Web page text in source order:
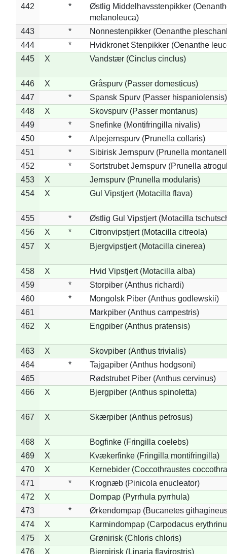
442
*
Østlig Middelhavsstenpikker
melanoleuca)
443
*
Nonnestenpikker (Oenanthe
444
*
Hvidkronet Stenpikker (Oenanthe
445
X Vandstær (Cinclus cinclus)
446 X
Gråspurv (Passer domesticus)
447
*
Spansk Spurv (Passer hispaniolensis)
448
X
Skovspurv (Passer montanus)
449
*
Snefinke (Montifringilla nivalis)
450
*
Alpejernspurv (Prunella collaris)
451
*
Sibirisk Jernspurv (Prunella
452
*
Sortstrubet Jernspurv (Prunella
453
X
Jernspurv (Prunella modularis)
454
X Gul Vipstjert (Motacilla flava)
455 *
Østlig Gul Vipstjert (Motacilla
456
X *
Citronvipstjert (Motacilla citreola)
457
X Bjergvipstjert (Motacilla cinerea)
458 X
Hvid Vipstjert (Motacilla alba)
459
*
Storpiber (Anthus richardi)
460
*
Mongolsk Piber (Anthus godlewskii)
461
Markpiber (Anthus campestris)
462
X Engpiber (Anthus pratensis)
463 X
Skovpiber (Anthus trivialis)
464
*
Tajgapiber (Anthus hodgsoni)
465
Rødstrubet Piber (Anthus cervinus)
466
X Bjergpiber (Anthus spinoletta)
467 X Skærpiber (Anthus petrosus)
468 X
Bogfinke (Fringilla coelebs)
469
X
Kvækerfinke (Fringilla montifringilla)
470
X
Kernebider (Coccothraustes
471
*
Krognæb (Pinicola enucleator)
472
X
Dompap (Pyrrhula pyrrhula)
473
*
Ørkendompap (Bucanetes
474
X
Karmindompap (Carpodacus
475
X
Grønirisk (Chloris chloris)
476
X Bjergirisk (Linaria flavirostris)